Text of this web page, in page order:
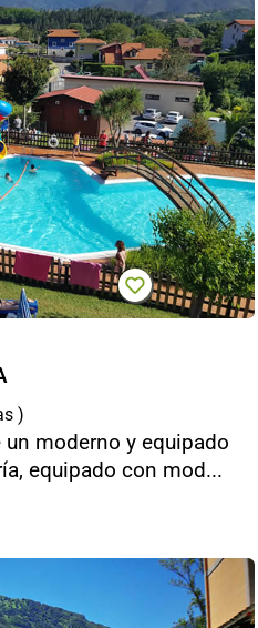
)
moderno y equipado
equipado con mod...